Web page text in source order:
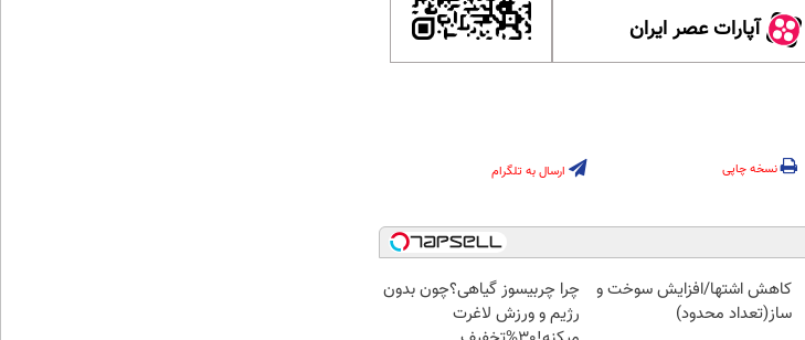
آپارات عصر ایران
نسخه چاپی ارسال به تلگرام
کاهش اشتها/افزایش سوخت و
ساز(تعداد محدود)
چرا چربیسوز گیاهی؟چون بدون
رژیم و ورزش لاغرت